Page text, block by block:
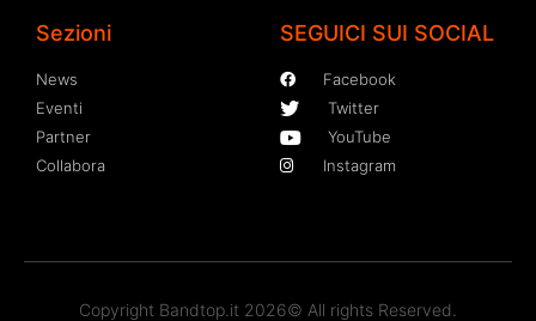
Sezioni
News
Eventi
Partner
Collabora
SEGUICI SUI SOCIAL
Facebook
Twitter
YouTube
Instagram
Copyright Bandtop.it 2026© All rights Reserved.